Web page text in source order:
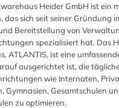
Heider GmbH ist ein
das sich seit seiner Gründung
Bereitstellung von
spezialisiert hat. Das
ATLANTIS, ist eine
ausgerichtet ist, die
wie Internaten,
Gymnasien, Gesamtschulen
zu optimieren.